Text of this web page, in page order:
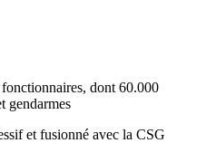
dont 60.000
gendarmes
et fusionné avec la CSG